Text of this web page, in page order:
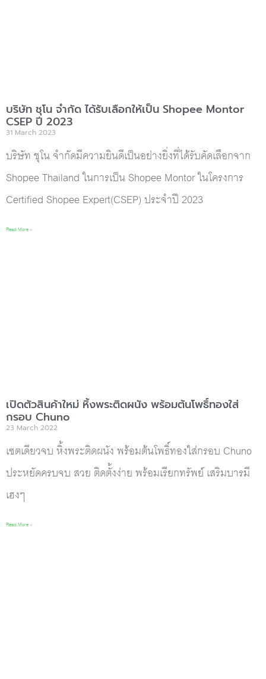
บริษัท ชุโน จำกัด ได้รับเลือกให้เป็น Shopee Montor
CSEP ปี 2023
31 March 2023
บริษัท ชุโน จำกัดมีความยินดีเป็นอย่างยิ่งที่ได้รับคัดเลือกจาก
Shopee Thailand ในการเป็น Shopee Montor ในโครงการ
Certified Shopee Expert(CSEP) ประจำปี 2023
Read More »
เปิดตัวสินค้าใหม่ หิ้งพระติดผนัง พร้อมต้นโพธิ์ทองใส่
กรอบ Chuno
23 March 2022
เซตเดียวจบ หิ้งพระติดผนัง พร้อมต้นโพธิ์ทองใส่กรอบ Chuno
ประหยัดครบจบ สวย ติดตั้งง่าย พร้อมเรียกทรัพย์ เสริมบารมี
เฮงๆ
Read More »